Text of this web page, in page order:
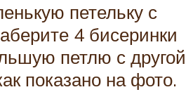
петельку с
4 бисеринки
петлю с другой
показано на фото.